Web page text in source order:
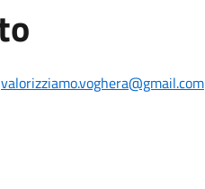
valorizziamo.voghera@gmail.com